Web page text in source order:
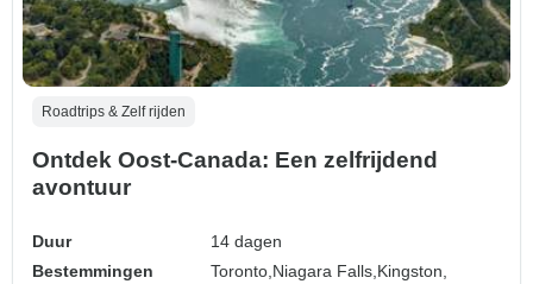
Roadtrips & Zelf rijden
Ontdek Oost-Canada: Een zelfrijdend
avontuur
Duur
14 dagen
Bestemmingen
Toronto, Niagara Falls, Kingston,